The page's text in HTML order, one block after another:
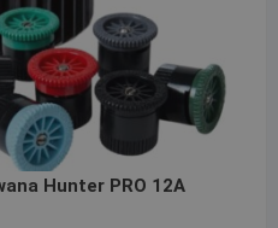
Hunter PRO 12A